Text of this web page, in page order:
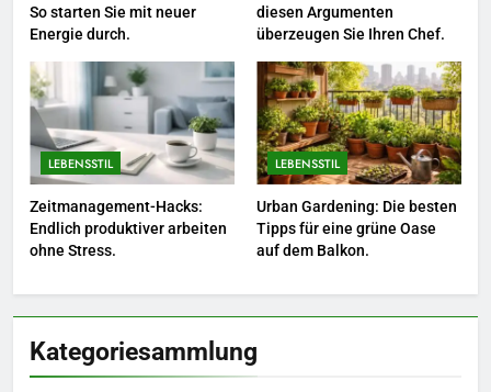
6
Naturnah gärtnern: So locken
Sie Bienen und Schmetterlinge
in Ihren Garten.
LEBENSSTIL
7
Berufliche Neuorientierung: Mut
zum Quereinstieg in der neuen
Farbenpracht statt Wintergrau:
So kombinieren Sie Pastelltöne
So starten Sie mit neuer
Energie durch.
diesen Argumenten
überzeugen Sie Ihren Chef.
LEBENSSTIL
Zeitmanagement-Hacks:
Endlich produktiver arbeiten
ohne Stress.
LEBENSSTIL
Urban Gardening: Die besten
Tipps für eine grüne Oase
auf dem Balkon.
Kategoriesammlung